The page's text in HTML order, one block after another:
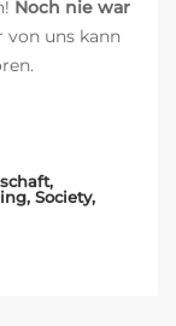
Noch nie war
von uns kann
,
, Society,
gegen